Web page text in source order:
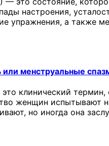
настроения,
упражнения, а также
менструальные
клинический
женщин испытывают
но иногда она